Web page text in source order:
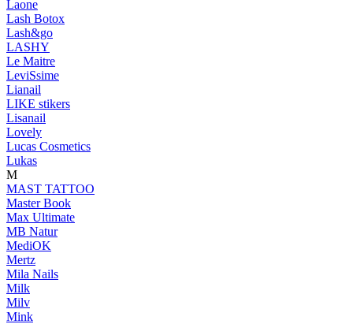
Laone
Lash Botox
Lash&go
LASHY
Le Maitre
LeviSsime
Lianail
LIKE stikers
Lisanail
Lovely
Lucas Cosmetics
Lukas
M
MAST TATTOO
Master Book
Max Ultimate
MB Natur
MediOK
Mertz
Mila Nails
Milk
Milv
Mink